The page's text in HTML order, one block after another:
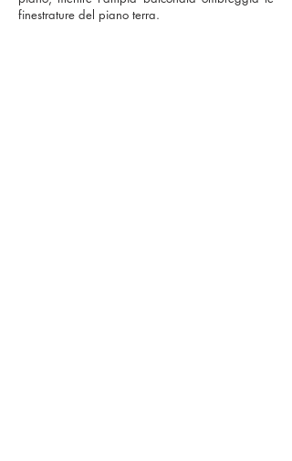
finestrature del piano terra.